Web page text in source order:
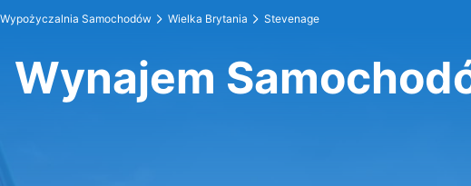
Wypożyczalnia Samochodów Wielka Brytania Stevenage
Wynajem